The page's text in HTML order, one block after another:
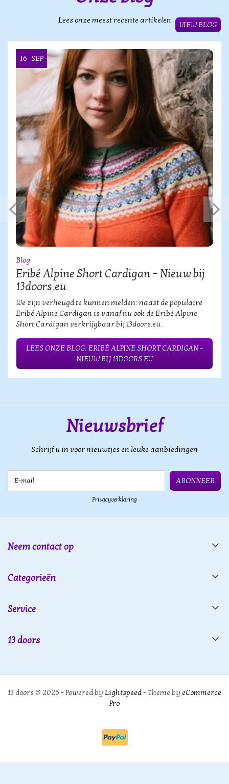
Lees onze meest recente artikelen
VIEW BLOG
16 SEP
Blog
Eribé Alpine Short Cardigan – Nieuw bij
13doors.eu
We zijn verheugd te kunnen melden: naast de populaire
Eribé Alpine Cardigan is vanaf nu ook de Eribé Alpine
Short Cardigan verkrijgbaar bij 13doors.eu.
LEES ONZE BLOG: ERIBÉ ALPINE SHORT CARDIGAN –
NIEUW BIJ 13DOORS.EU
Nieuwsbrief
Schrijf u in voor nieuwtjes en leuke aanbiedingen
ABONNEER
Privacyverklaring
Neem contact op
Categorieën
Service
13 doors
13 doors © 2026 - Powered by Lightspeed- Theme by eCommerce
Pro